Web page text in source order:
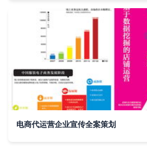
电商代运营企业宣传全案策划